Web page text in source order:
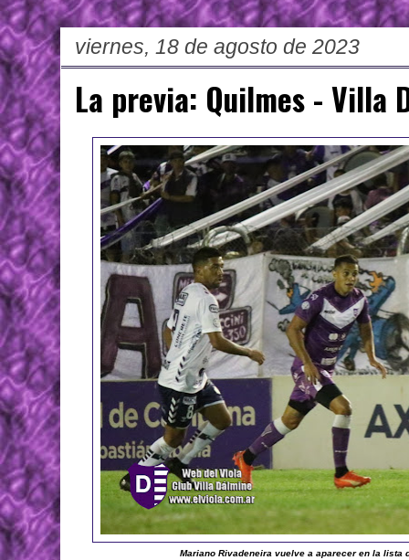
viernes, 18 de agosto de 2023
La previa: Quilmes - Villa
Mariano Rivadeneira vuelve a aparecer en la lista